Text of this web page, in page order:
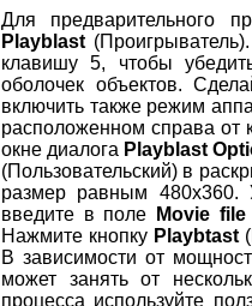
Для предварительного
Playblast
клавишу 5, чтобы
оболочек объектов.
включить также режим
расположенном справа от
окне диалога Playblast
(Пользовательский) в
размер равным 480x360.
введите в поле
Movie file
Нажмите кнопку Playbtast
В зависимости от
может занять от
процесса используйте